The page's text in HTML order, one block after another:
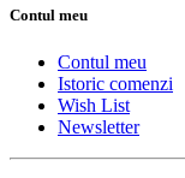
Contul meu
Contul meu
Istoric comenzi
Wish List
Newsletter